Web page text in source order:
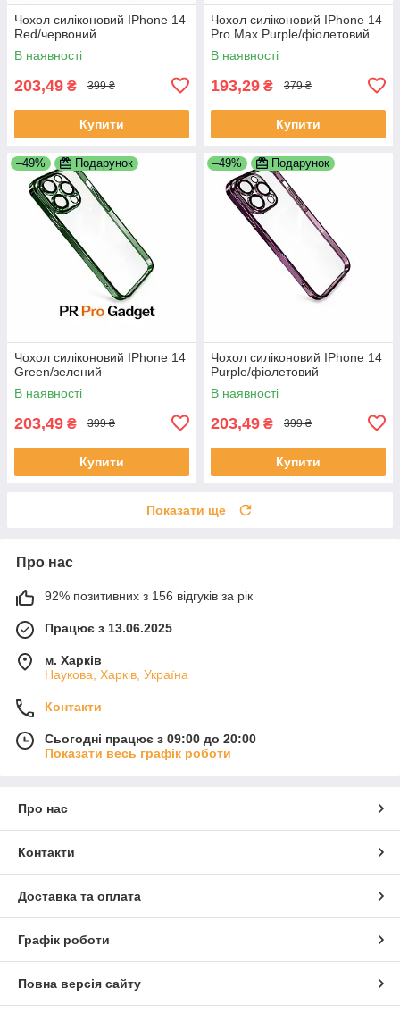
Чохол силіконовий IPhone 14
Red/червоний
В наявності
203,49 ₴ 399 ₴
Купити
Чохол силіконовий IPhone 14
Pro Max Purple/фіолетовий
В наявності
193,29 ₴ 379 ₴
Купити
–49% Подарунок
Чохол силіконовий IPhone 14
Green/зелений
В наявності
203,49 ₴ 399 ₴
Купити
–49% Подарунок
Чохол силіконовий IPhone 14
Purple/фіолетовий
В наявності
203,49 ₴ 399 ₴
Купити
Показати ще
Про нас
92% позитивних з 156 відгуків за рік
Працює з 13.06.2025
м. Харків
Наукова, Харків, Україна
Контакти
Сьогодні працює з 09:00 до 20:00
Показати весь графік роботи
Про нас
Контакти
Доставка та оплата
Графік роботи
Повна версія сайту